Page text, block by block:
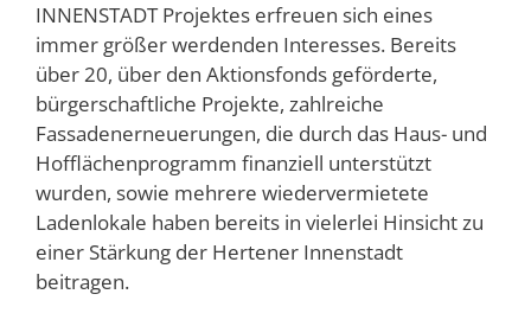
INNENSTADT Projektes erfreuen sich eines
immer größer werdenden Interesses. Bereits
über 20, über den Aktionsfonds geförderte,
bürgerschaftliche Projekte, zahlreiche
Fassadenerneuerungen, die durch das Haus- und
Hofflächenprogramm finanziell unterstützt
wurden, sowie mehrere wiedervermietete
Ladenlokale haben bereits in vielerlei Hinsicht zu
einer Stärkung der Hertener Innenstadt
beitragen.